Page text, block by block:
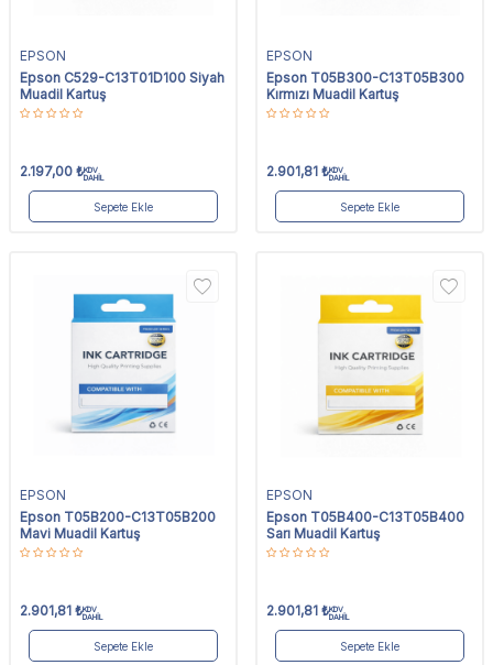
EPSON
Epson C529-C13T01D100 Siyah
Muadil Kartuş
2.197,00 ₺KDV
DAHİL
Sepete Ekle
EPSON
Epson T05B300-C13T05B300
Kırmızı Muadil Kartuş
2.901,81 ₺KDV
DAHİL
Sepete Ekle
EPSON
Epson T05B200-C13T05B200
Mavi Muadil Kartuş
2.901,81 ₺KDV
DAHİL
Sepete Ekle
EPSON
Epson T05B400-C13T05B400
Sarı Muadil Kartuş
2.901,81 ₺KDV
DAHİL
Sepete Ekle